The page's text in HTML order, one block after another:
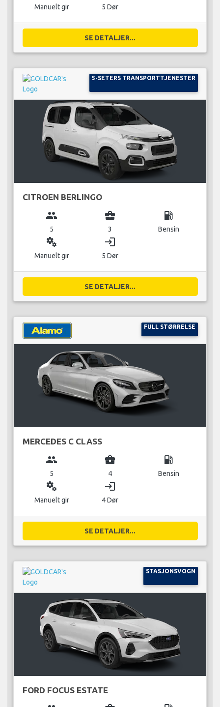
Manuelt gir 5 Dør
SE DETALJER...
5-SETERS TRANSPORTTJENESTER
CITROEN BERLINGO
group
5
business_center
3
local_gas_station
Bensin
miscellaneous_services
Manuelt gir
login
5 Dør
SE DETALJER...
FULL STØRRELSE
MERCEDES C CLASS
group
5
business_center
4
local_gas_station
Bensin
miscellaneous_services
Manuelt gir
login
4 Dør
SE DETALJER...
STASJONSVOGN
FORD FOCUS ESTATE